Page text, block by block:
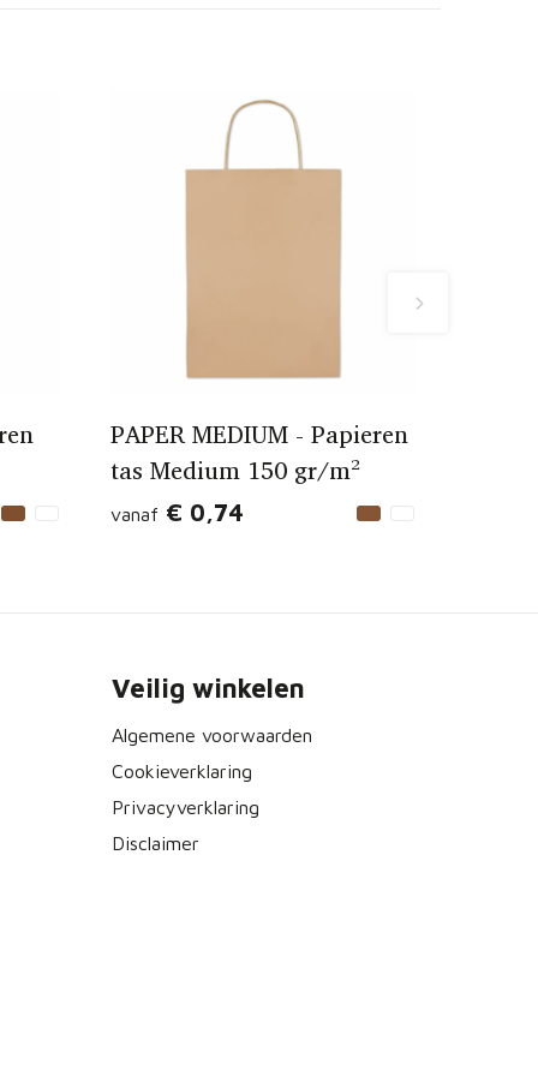
PAPER MEDIUM - Papieren
tas Medium 150 gr/m²
vanaf € 0,74
Veilig winkelen
Algemene voorwaarden
Cookieverklaring
Privacyverklaring
Disclaimer